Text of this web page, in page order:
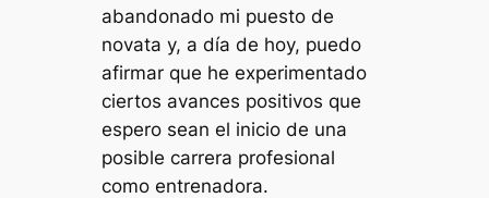
abandonado mi puesto de
novata y, a día de hoy, puedo
afirmar que he experimentado
ciertos avances positivos que
espero sean el inicio de una
posible carrera profesional
como entrenadora.